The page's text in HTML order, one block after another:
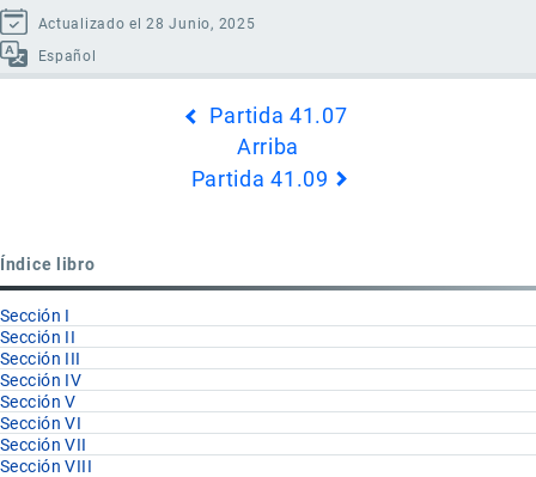
Actualizado el 28 Junio, 2025
Español
41.08
Partida 41.07
Arriba
Partida 41.09
Índice libro
Sección I
Sección II
Sección III
Sección IV
Sección V
Sección VI
Sección VII
Sección VIII